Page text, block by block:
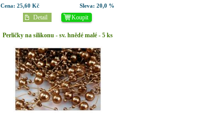
Cena: 25,60 Kč Sleva: 20,0 %
Koupit
Detail
Perličky na silikonu - sv. hnědé malé - 5 ks